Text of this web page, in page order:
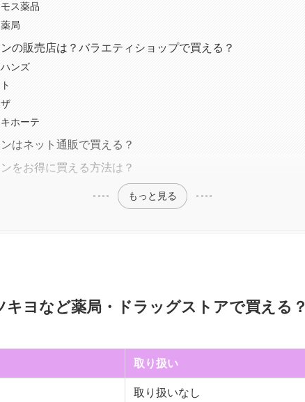
ス薬品
局
の販売店は？バラエティショップで買える？
ンズ
キホーテ
はネット通販で買える？
をお得に買える方法は？
もっと見る
キヨなど薬局・ドラッグストアで買える？
取り扱い
取り扱いなし